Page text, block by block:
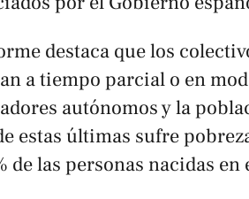
destaca que los
a tiempo parcial o en
autónomos y la
estas últimas sufre
de las personas nacidas en